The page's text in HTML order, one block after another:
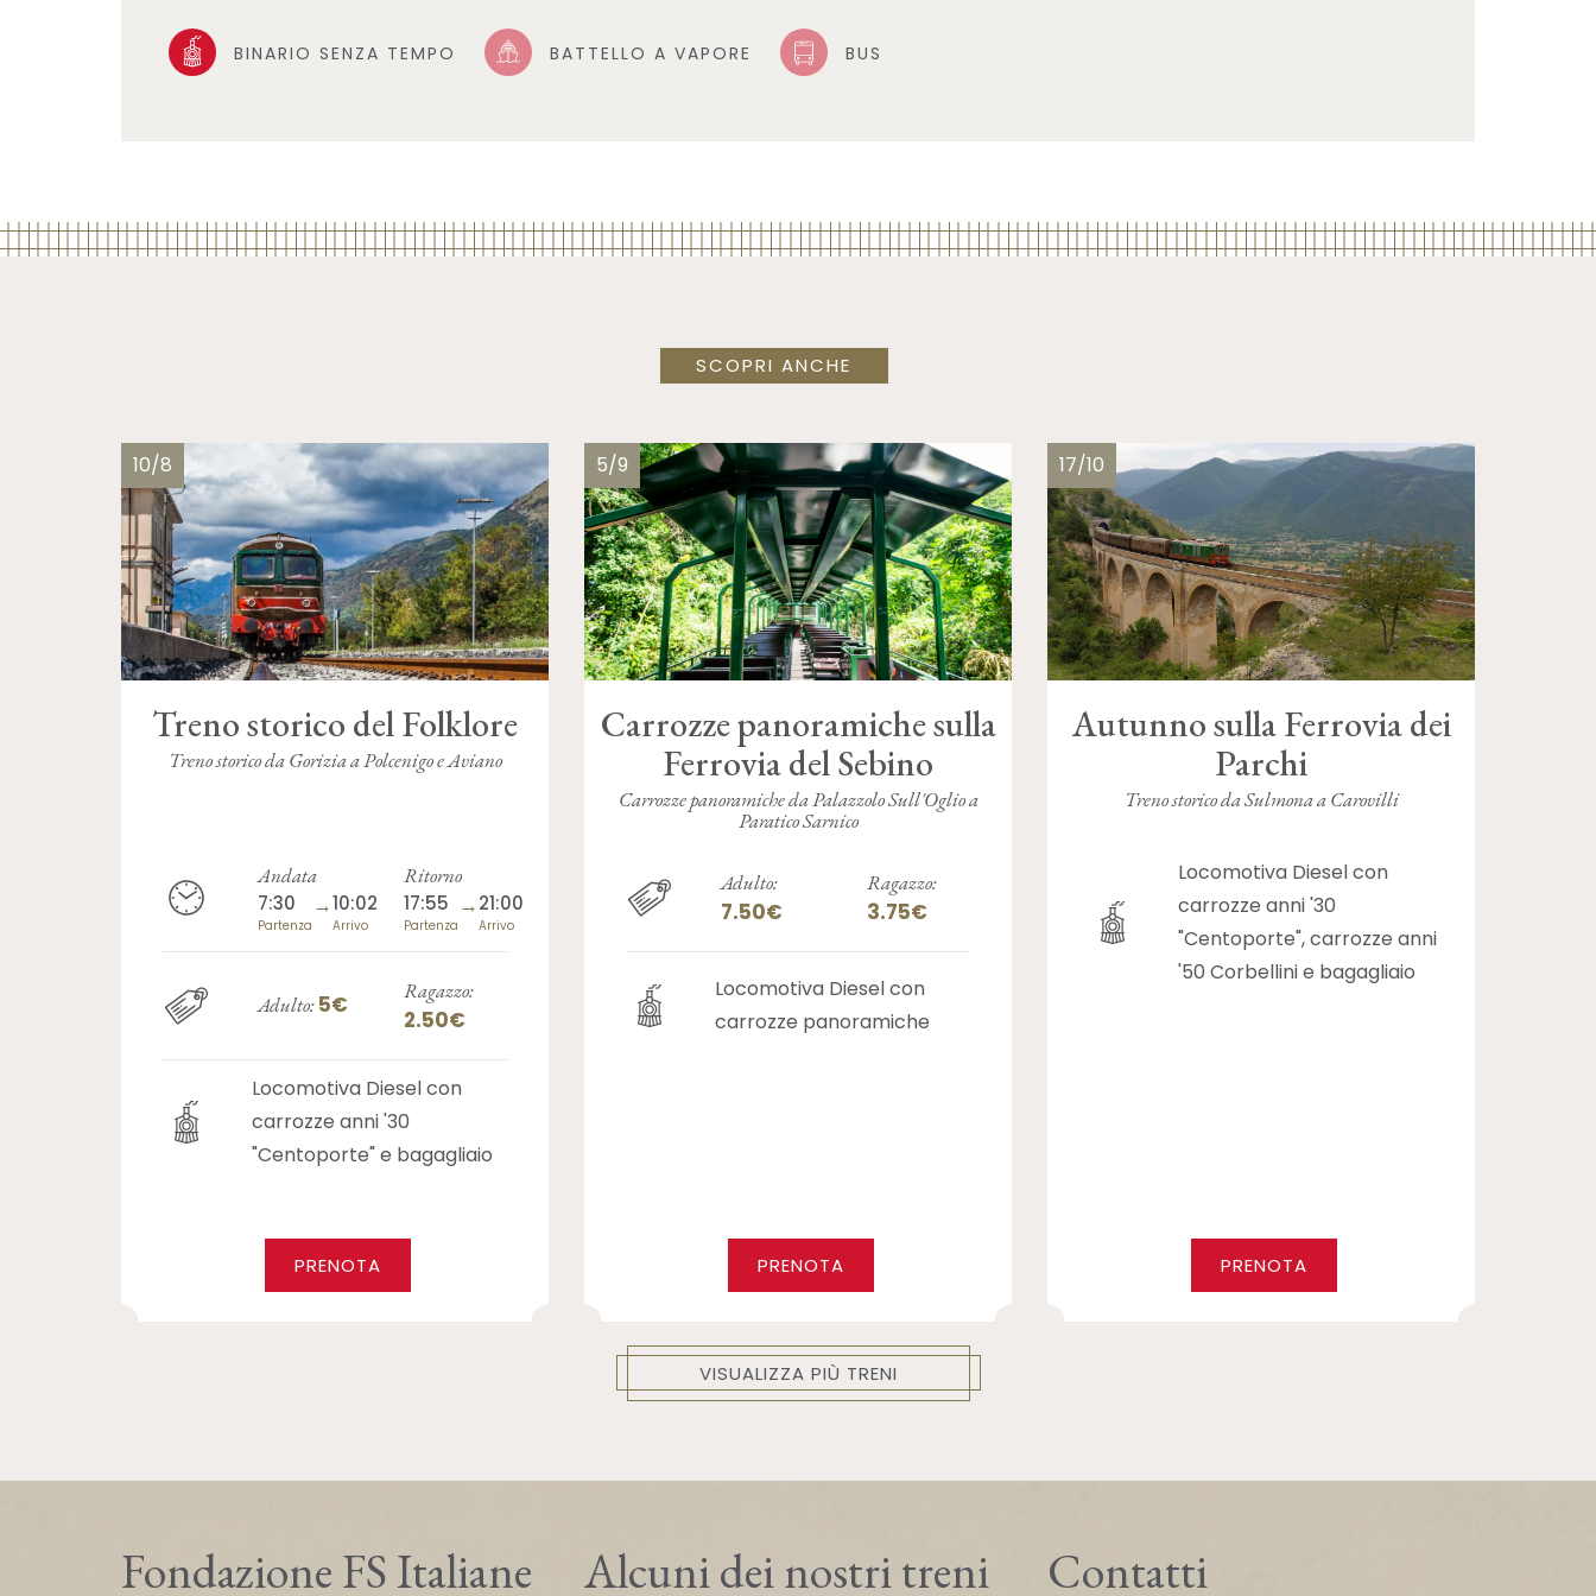
BINARIO SENZA TEMPO BATTELLO A VAPORE BUS
SCOPRI ANCHE
10/8
Treno storico del Folklore
Treno storico da Gorizia a Polcenigo e Aviano
Andata
7:30
Partenza
→10:02
Arrivo
Ritorno
17:55
Partenza
→21:00
Arrivo
Adulto:5€
Ragazzo:
2.50€
Locomotiva Diesel con
carrozze anni '30
"Centoporte" e bagagliaio
PRENOTA
5/9
Carrozze panoramiche sulla
Ferrovia del Sebino
Carrozze panoramiche da Palazzolo Sull'Oglio a
Paratico Sarnico
Adulto:
7.50€
Ragazzo:
3.75€
Locomotiva Diesel con
carrozze panoramiche
PRENOTA
17/10
Autunno sulla Ferrovia dei
Parchi
Treno storico da Sulmona a Carovilli
Locomotiva Diesel con
carrozze anni '30
"Centoporte", carrozze anni
'50 Corbellini e bagagliaio
PRENOTA
VISUALIZZA PIÙ TRENI
Fondazione FS Italiane Alcuni dei nostri treni Contatti